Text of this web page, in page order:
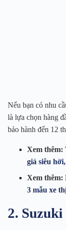
Nếu bạn có nhu
là lựa chọn hàng
bảo hành đến 12
Xem thêm:
giá siêu
Xem thêm:
3 mẫu xe
2.